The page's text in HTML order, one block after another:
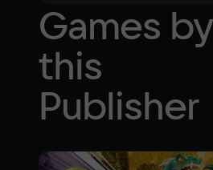
Games by
this
Publisher